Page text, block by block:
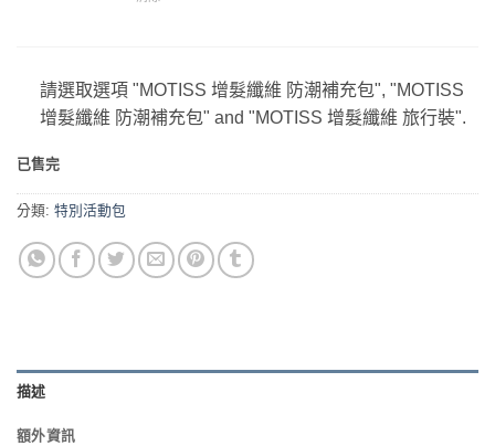
請選取選項 "MOTISS 增髮纖維 防潮補充包", "MOTISS
增髮纖維 防潮補充包" and "MOTISS 增髮纖維 旅行裝".
已售完
分類: 特別活動包
描述
額外資訊